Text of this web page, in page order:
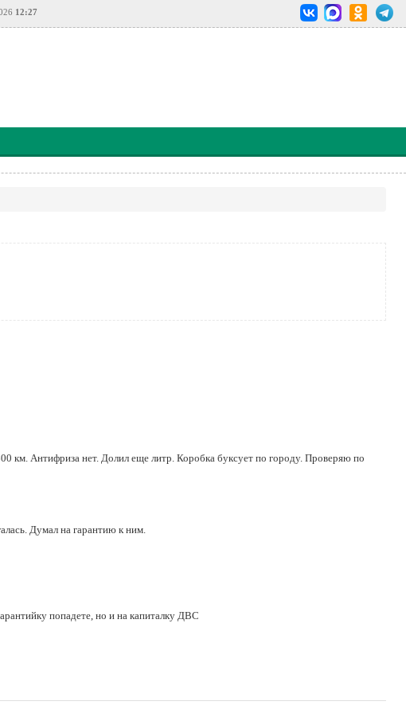
12:27
км. Антифриза нет. Долил еще литр. Коробка буксует по городу. Проверяю по
Думал на гарантию к ним.
попадете, но и на капиталку ДВС